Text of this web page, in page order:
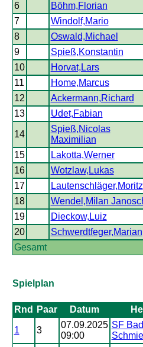
6
Böhm,Florian
7
Windolf,Mario
8
Oswald,Michael
9
Spieß,Konstantin
10
Horvat,Lars
11
Home,Marcus
12
Ackermann,Richard
13
Udet,Fabian
14
Spieß,Nicolas
Maximilian
15 Lakotta,Werner
16
Wotzlaw,Lukas
17
Lautenschläger,Moritz
18
Wendel,Milan
19
Dieckow,Luiz
20
Schwerdtfeger,Marian
Gesamt
Spielplan
Rnd Paar Datum
1 3
07.09.2025
09:00
SF Bad